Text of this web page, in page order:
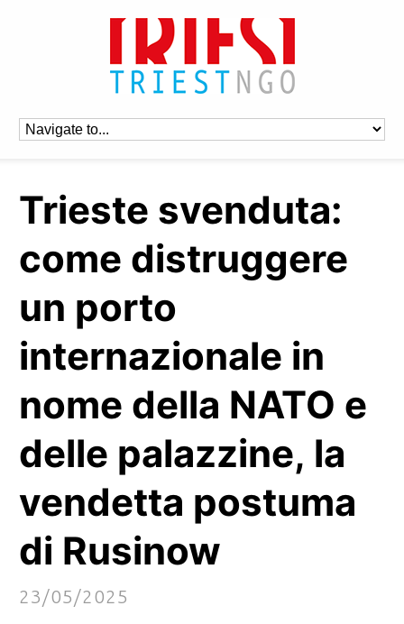
Trieste svenduta:
come distruggere
un porto
internazionale in
nome della NATO e
delle palazzine, la
vendetta postuma
di Rusinow
23/05/2025